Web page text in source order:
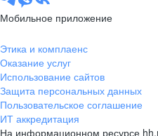
Мобильное приложение
Этика и комплаенс
Оказание услуг
Использование сайтов
Защита персональных данных
Пользовательское соглашение
ИТ аккредитация
На информационном ресурсе